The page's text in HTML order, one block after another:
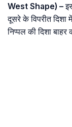
West Shape) –
दूसरे के विपरीत
निप्पल की दिशा बाहर